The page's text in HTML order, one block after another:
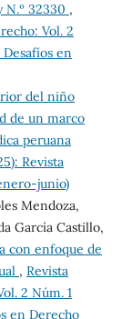
N.º 32330 ,
Vol. 2
en
del niño
de un marco
peruana
Revista
junio)
Mendoza,
García Castillo,
con enfoque de
, Revista
2 Núm. 1
en Derecho